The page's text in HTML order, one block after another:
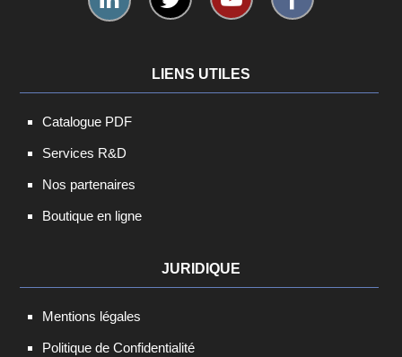
LIENS UTILES
Catalogue PDF
Services R&D
Nos partenaires
Boutique en ligne
JURIDIQUE
Mentions légales
Politique de Confidentialité